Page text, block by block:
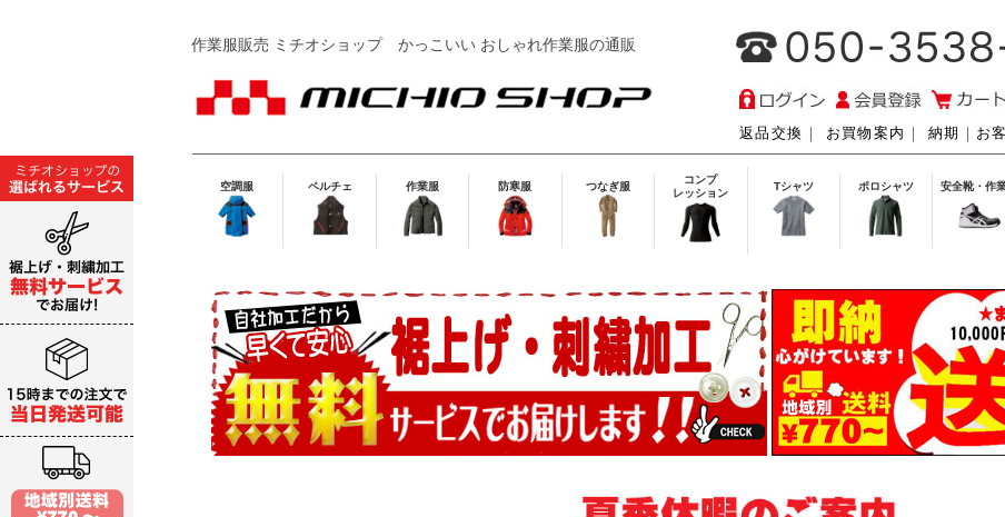
作業服販売 ミチオショップかっこいい おしゃれ作業服の通販
返品交換 ｜ お買物案内 ｜ 納期 ｜ お
空調服 ペルチェ 作業服 防寒服 つなぎ服
コンプ
レッション
Tシャツ ポロシャツ 安全靴・作